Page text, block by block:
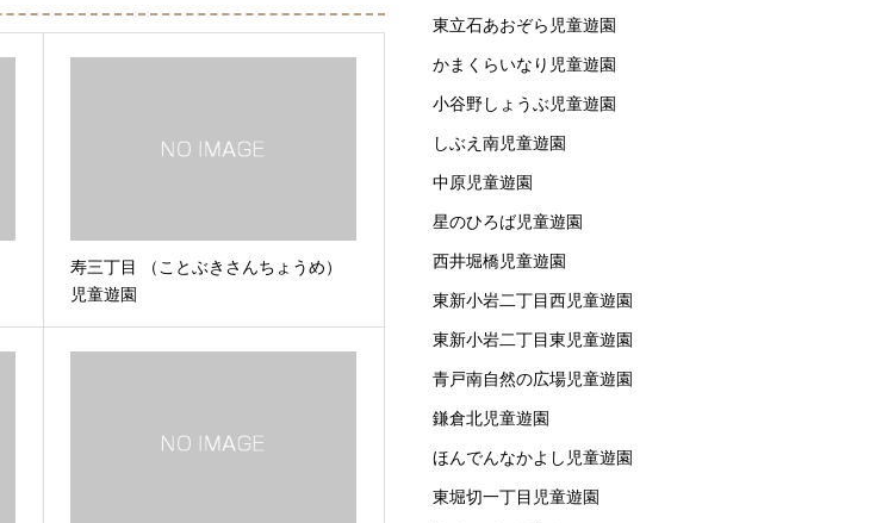
寿三丁目 （ことぶきさんちょうめ）
児童遊園
東立石あおぞら児童遊園
かまくらいなり児童遊園
小谷野しょうぶ児童遊園
しぶえ南児童遊園
中原児童遊園
星のひろば児童遊園
西井堀橋児童遊園
東新小岩二丁目西児童遊園
東新小岩二丁目東児童遊園
青戸南自然の広場児童遊園
鎌倉北児童遊園
ほんでんなかよし児童遊園
東堀切一丁目児童遊園